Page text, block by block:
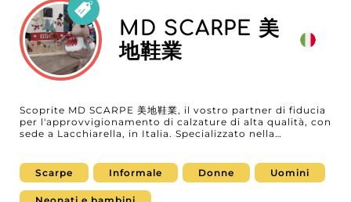
MD SCARPE 美
地鞋業
Scoprite MD SCARPE 美地鞋業, il vostro partner di fiducia
per l'approvvigionamento di calzature di alta qualità, con
sede a Lacchiarella, in Italia. Specializzato nella
grossista imprescindibile per i rivenditori alla ricerca di
prodotti che uniscano stile, comfort e durata.
Collaborando con MD SCARPE 美地鞋業, accedete a una
Scarpe Informale Donne Uomini